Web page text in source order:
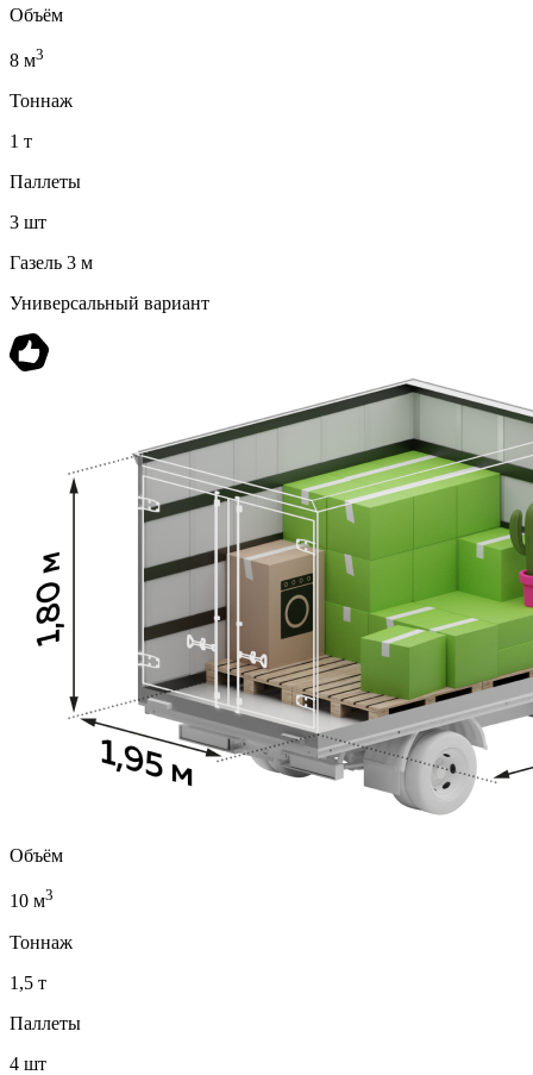
Объём
8 м3
Тоннаж
1 т
Паллеты
3 шт
Газель 3 м
Универсальный вариант
Объём
10 м3
Тоннаж
1,5 т
Паллеты
4 шт